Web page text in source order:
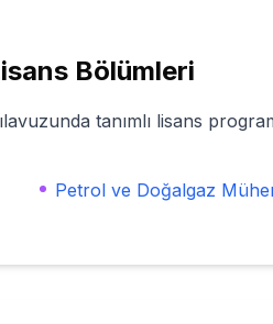
Bölümleri
tanımlı lisans
Petrol ve Doğalgaz